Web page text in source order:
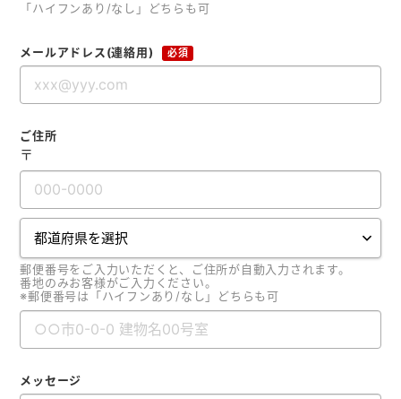
ノベルティグッズ本舗
「ハイフンあり/なし」どちらも可
メールアドレス(連絡用) 必須
ご住所
〒
郵便番号をご入力いただくと、ご住所が自動入力されます。
番地のみお客様がご入力ください。
※郵便番号は「ハイフンあり/なし」どちらも可
メッセージ